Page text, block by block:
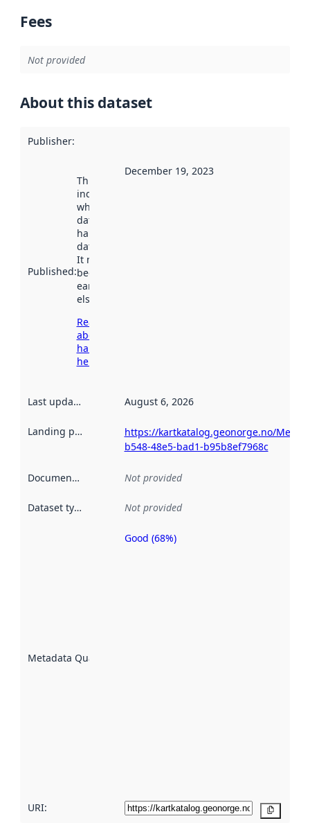
Fees
Not provided
About this dataset
Publisher:
Published:
This date
indicates
when the
dataset was
harvested by
data.norge.no.
It may have
been available
earlier
elsewhere.
Read more
about
harvesting
here
December 19, 2023
Last updated August 6, 2026
Landing page
https://kartkatalog.geonorge.no/
b548-48e5-bad1-b95b8ef7968c
Documentation Not provided
Dataset type Not provided
Metadata Quality
Metadata
Good (68%)
URI: